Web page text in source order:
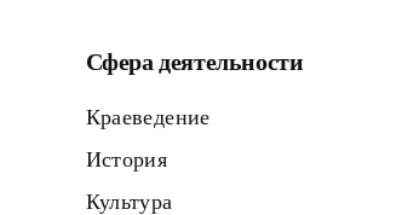
Сфера деятельности
Краеведение
История
Культура